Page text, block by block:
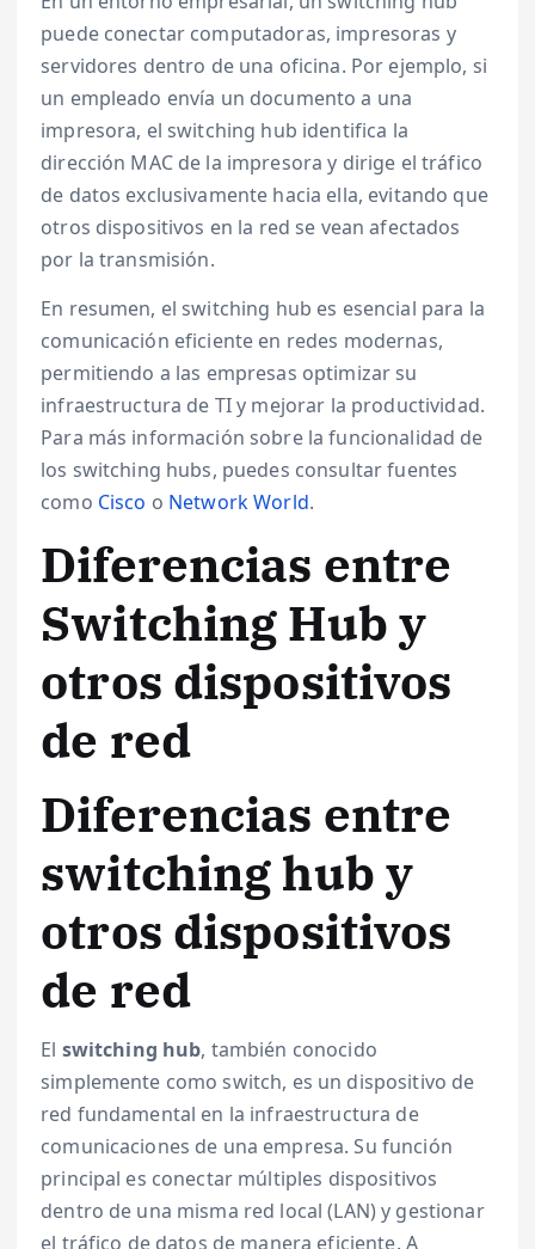
puede conectar computadoras, impresoras y
servidores dentro de una oficina. Por ejemplo, si
un empleado envía un documento a una
impresora, el switching hub identifica la
dirección MAC de la impresora y dirige el tráfico
de datos exclusivamente hacia ella, evitando que
otros dispositivos en la red se vean afectados
por la transmisión.
En resumen, el switching hub es esencial para la
comunicación eficiente en redes modernas,
permitiendo a las empresas optimizar su
infraestructura de TI y mejorar la productividad.
Para más información sobre la funcionalidad de
los switching hubs, puedes consultar fuentes
como Cisco o Network World.
Diferencias entre
Switching Hub y
otros dispositivos
de red
Diferencias entre
switching hub y
otros dispositivos
de red
El switching hub, también conocido
simplemente como switch, es un dispositivo de
red fundamental en la infraestructura de
comunicaciones de una empresa. Su función
principal es conectar múltiples dispositivos
dentro de una misma red local (LAN) y gestionar
el tráfico de datos de manera eficiente. A